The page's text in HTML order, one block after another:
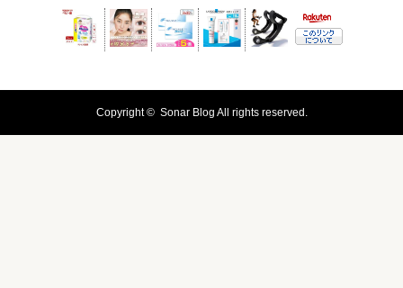
Copyright © Sonar Blog All rights reserved.